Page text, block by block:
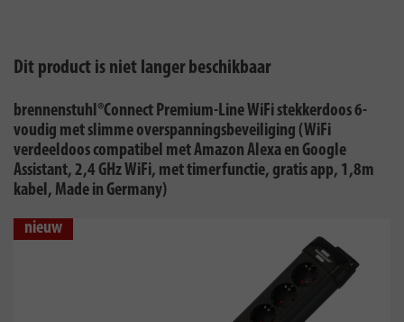
Dit product is niet langer beschikbaar
brennenstuhl®Connect Premium-Line WiFi stekkerdoos 6-
voudig met slimme overspanningsbeveiliging (WiFi
verdeeldoos compatibel met Amazon Alexa en Google
Assistant, 2,4 GHz WiFi, met timerfunctie, gratis app, 1,8m
kabel, Made in Germany)
nieuw